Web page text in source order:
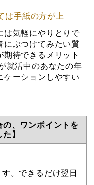
は手紙の方が上
は気軽にやりとりで
にぶつけてみたい質
待できるメリット
就活中のあなたの年
ケーションしやすい
の、ワンポイントを
】
。できるだけ翌日